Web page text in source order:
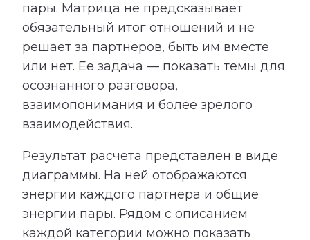
пары. Матрица не предсказывает
обязательный итог отношений и не
решает за партнеров, быть им вместе
или нет. Ее задача — показать темы для
осознанного разговора,
взаимопонимания и более зрелого
взаимодействия.
Результат расчета представлен в виде
диаграммы. На ней отображаются
энергии каждого партнера и общие
энергии пары. Рядом с описанием
каждой категории можно показать